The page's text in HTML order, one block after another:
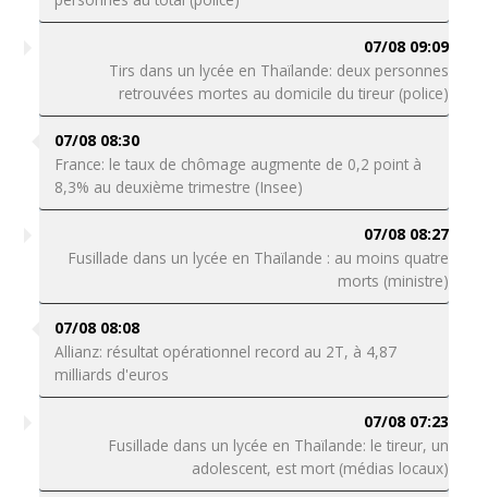
07/08 09:09
Tirs dans un lycée en Thaïlande: deux personnes
retrouvées mortes au domicile du tireur (police)
07/08 08:30
France: le taux de chômage augmente de 0,2 point à
8,3% au deuxième trimestre (Insee)
07/08 08:27
Fusillade dans un lycée en Thaïlande : au moins quatre
morts (ministre)
07/08 08:08
Allianz: résultat opérationnel record au 2T, à 4,87
milliards d'euros
07/08 07:23
Fusillade dans un lycée en Thaïlande: le tireur, un
adolescent, est mort (médias locaux)